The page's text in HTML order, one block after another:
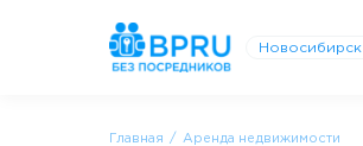
Новосибирск
Главная Аренда недвижимости